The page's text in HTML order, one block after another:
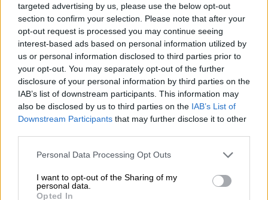
targeted advertising by us, please use the below opt-out
section to confirm your selection. Please note that after your
opt-out request is processed you may continue seeing
interest-based ads based on personal information utilized by
us or personal information disclosed to third parties prior to
your opt-out. You may separately opt-out of the further
disclosure of your personal information by third parties on the
IAB’s list of downstream participants. This information may
also be disclosed by us to third parties on the IAB’s List of
Downstream Participants that may further disclose it to other
Personal Data Processing Opt Outs
I want to opt-out of the Sharing of my
personal data.
Opted In
No te olvides de visitar nuestro pisito.
ConJulio Rodríguez LópezyFernando Acedo Rico , presentados
por Jose Luis Martín Los mejores especialistas en vivienda,
síguelos enLA HORA DIGITAL
OPINIONES DIVERSAS
¿La ciudadanía de Occidente
una tercera guerra mundial?